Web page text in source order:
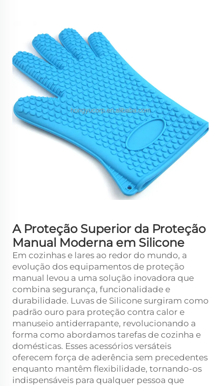
A Proteção Superior da Proteção
Manual Moderna em Silicone
Em cozinhas e lares ao redor do mundo, a
evolução dos equipamentos de proteção
manual levou a uma solução inovadora que
combina segurança, funcionalidade e
durabilidade. Luvas de Silicone surgiram como
padrão ouro para proteção contra calor e
manuseio antiderrapante, revolucionando a
forma como abordamos tarefas de cozinha e
domésticas. Esses acessórios versáteis
oferecem força de aderência sem precedentes
enquanto mantêm flexibilidade, tornando-os
indispensáveis para qualquer pessoa que